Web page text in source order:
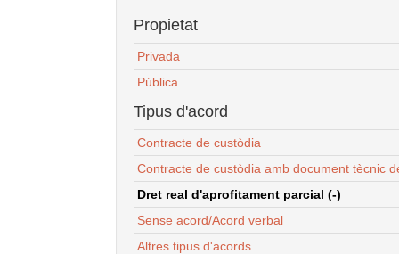
Propietat
Privada
Pública
Tipus d'acord
Contracte de custòdia
Contracte de custòdia amb document tècnic
Dret real d'aprofitament parcial (-)
Sense acord/Acord verbal
Altres tipus d'acords